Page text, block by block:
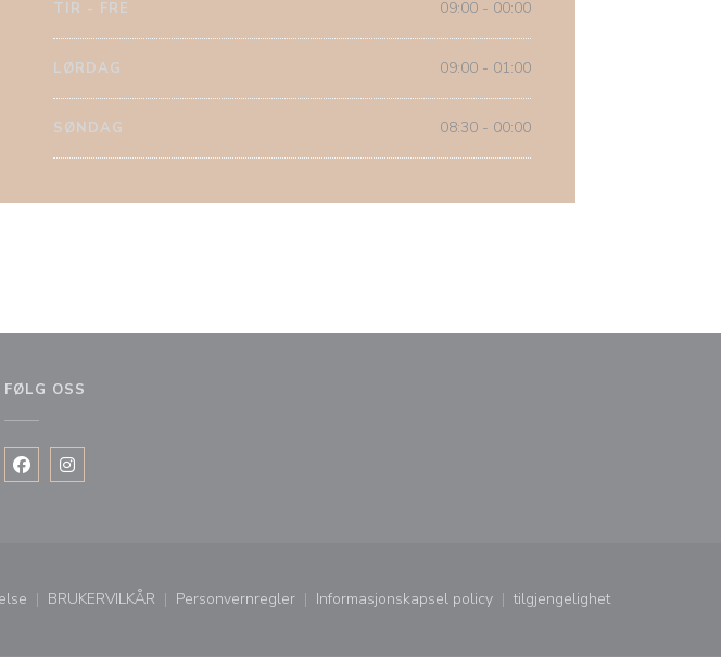
TIR - FRE 09:00 - 00:00
LØRDAG 09:00 - 01:00
SØNDAG 08:30 - 00:00
FØLG OSS
Facebook ((åpner i et nytt vindu))
Instagram ((åpner i et nytt vindu))
i et nytt vindu))
BRUKERVILKÅR
((åpner i et nytt vindu))
Personvernregler
((åpner i et nytt vindu))
Informasjonskapsel policy
((åpner i et nytt vindu))
tilgjengelighet
((åpner i et nytt vindu))